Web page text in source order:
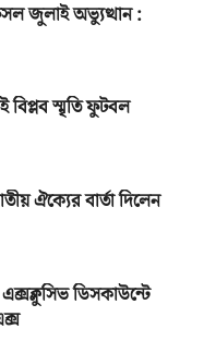
জুলাই অভ্যুত্থান :
বিপ্লব স্মৃতি ফুটবল
ঐক্যের বার্তা দিলেন
এক্সক্লুসিভ ডিসকাউন্টে